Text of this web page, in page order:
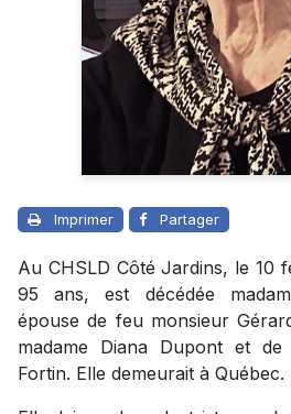
Imprimer Partager
Au CHSLD Côté Jardins, le 10
95 ans, est décédée
épouse de feu monsieur
madame Diana Dupont et
Fortin. Elle demeurait à Québec.